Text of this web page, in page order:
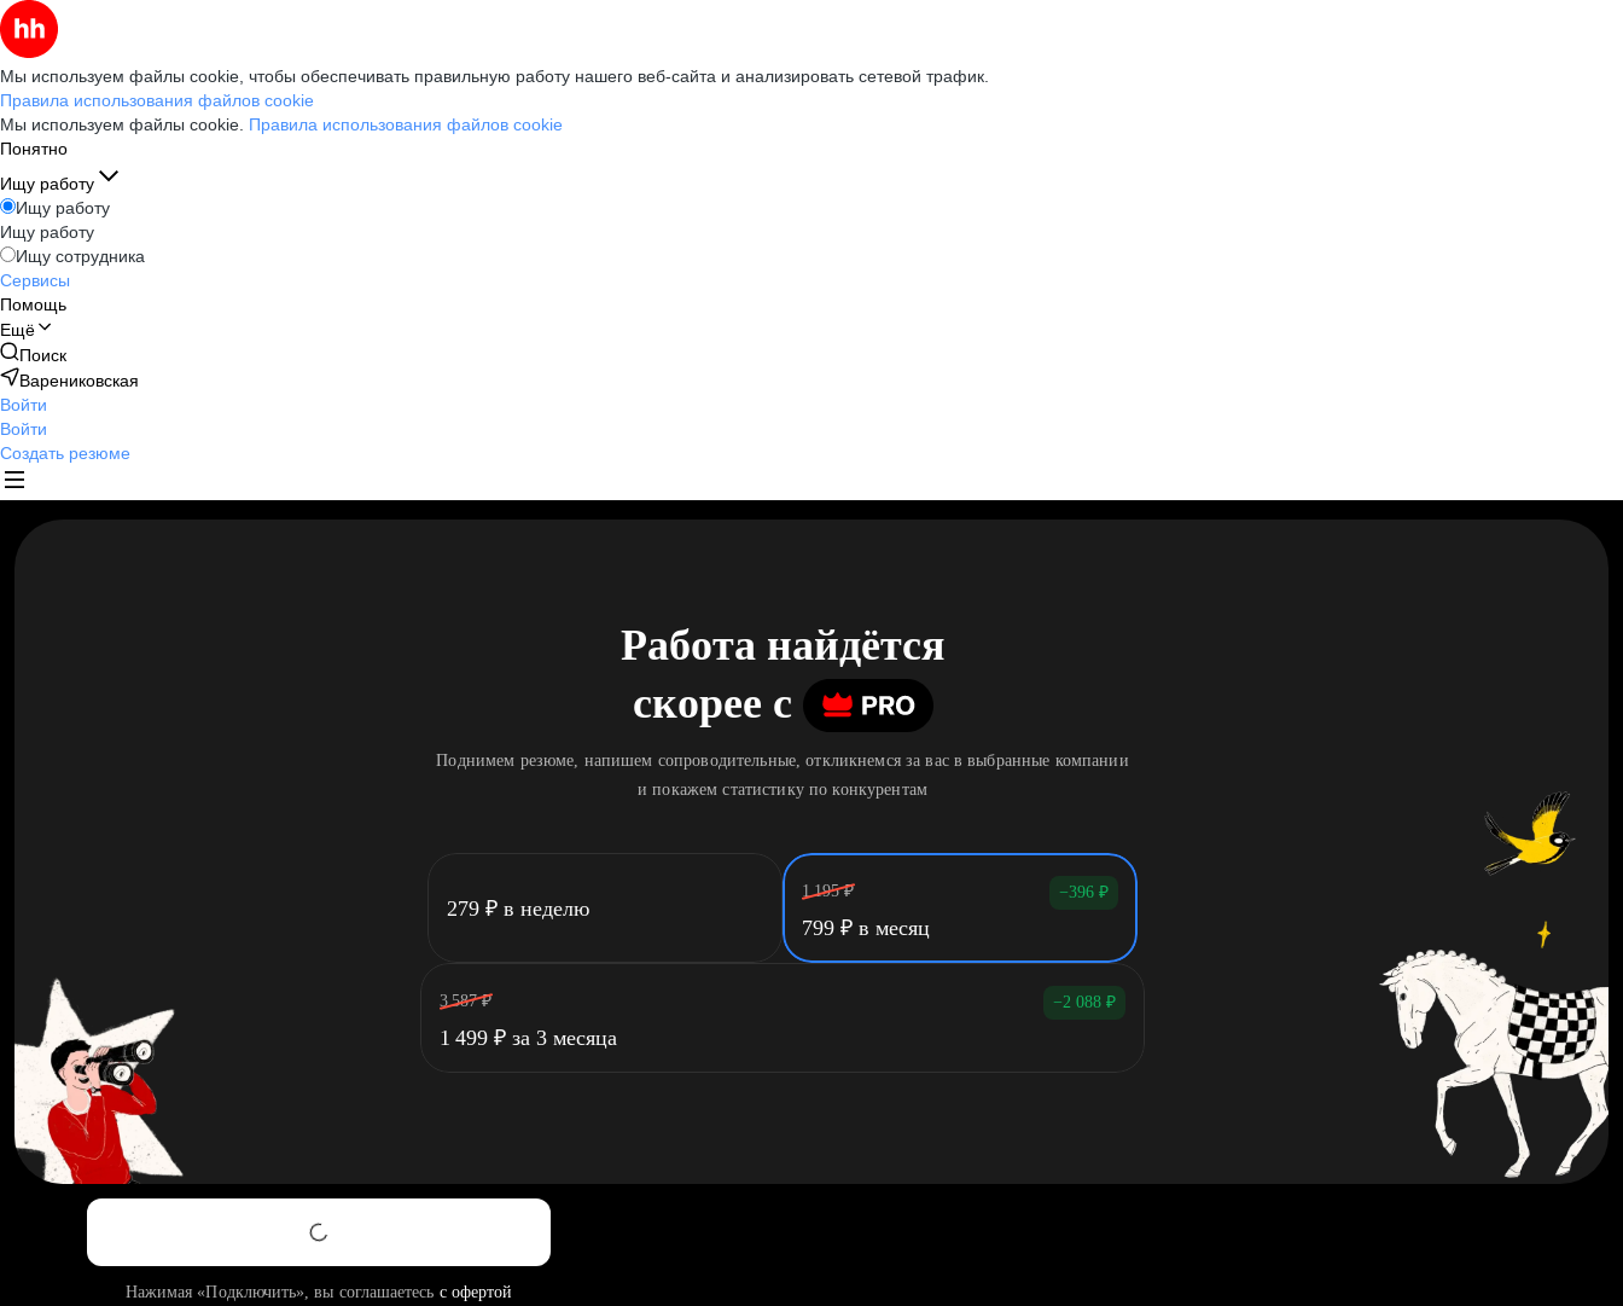
Мы используем файлы cookie, чтобы обеспечивать правильную работу нашего веб-сайта и анализировать сетевой трафик.
Правила использования файлов cookie
Мы используем файлы cookie. Правила использования файлов cookie
Понятно
Ищу работу
Ищу работу
Ищу работу
Ищу сотрудника
Сервисы
Помощь
Ещё
Поиск
Варениковская
Войти
Войти
Создать резюме
Работа найдётся
скорее c
Поднимем резюме, напишем сопроводительные, откликнемся за вас в выбранные компании
и покажем статистику по конкурентам
279 ₽ в неделю
1 195 ₽ −396 ₽
799 ₽ в месяц
3 587 ₽ −2 088 ₽
1 499 ₽ за 3 месяца
Нажимая «Подключить», вы соглашаетесь с офертой